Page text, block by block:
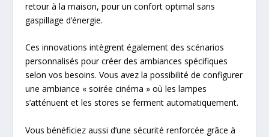
retour à la maison, pour un confort optimal sans
gaspillage d’énergie.
Ces innovations intègrent également des scénarios
personnalisés pour créer des ambiances spécifiques
selon vos besoins. Vous avez la possibilité de configurer
une ambiance « soirée cinéma » où les lampes
s’atténuent et les stores se ferment automatiquement.
Vous bénéficiez aussi d’une sécurité renforcée grâce à